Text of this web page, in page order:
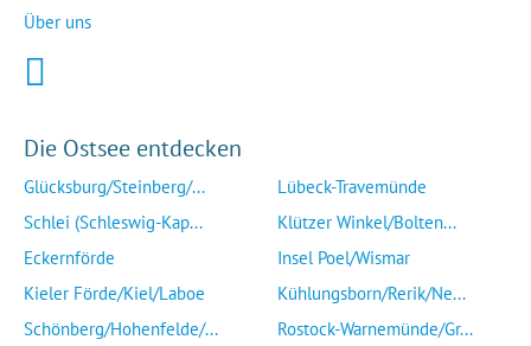
Über uns
Die Ostsee entdecken
Glücksburg/Steinberg/...
Schlei (Schleswig-Kap...
Eckernförde
Kieler Förde/Kiel/Laboe
Schönberg/Hohenfelde/...
Lübeck-Travemünde
Klützer Winkel/Bolten...
Insel Poel/Wismar
Kühlungsborn/Rerik/Ne...
Rostock-Warnemünde/Gr...